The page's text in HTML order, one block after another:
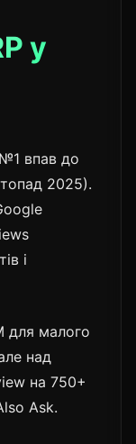
у
№1 впав до
2025).
і
для малого
над
на 750+
Ask.